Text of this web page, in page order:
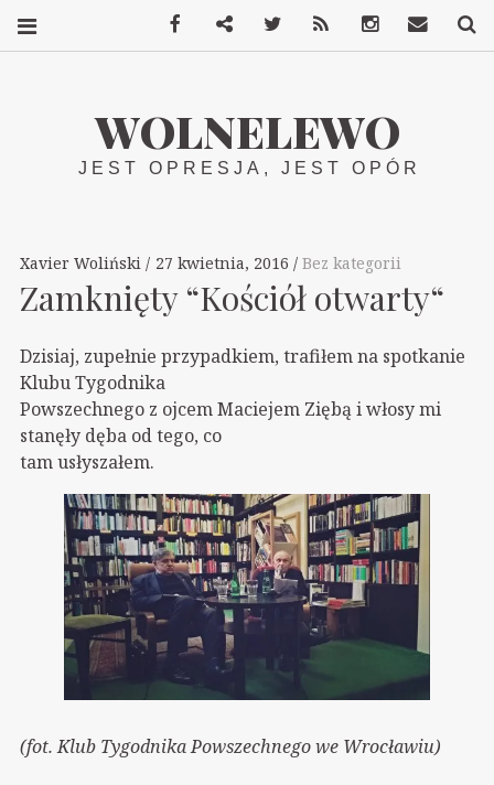
WOLNELEWO
JEST OPRESJA, JEST OPÓR
Xavier Woliński 27 kwietnia, 2016 Bez kategorii
Zamknięty “Kościół otwarty“
Dzisiaj, zupełnie przypadkiem, trafiłem na spotkanie
Klubu Tygodnika
Powszechnego z ojcem Maciejem Ziębą i włosy mi
stanęły dęba od tego, co
tam usłyszałem.
(fot. Klub Tygodnika Powszechnego we Wrocławiu)
FacebookMastodonTwitter InstagramKontakt